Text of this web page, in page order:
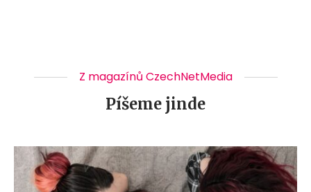
Z magazínů CzechNetMedia
Píšeme jinde